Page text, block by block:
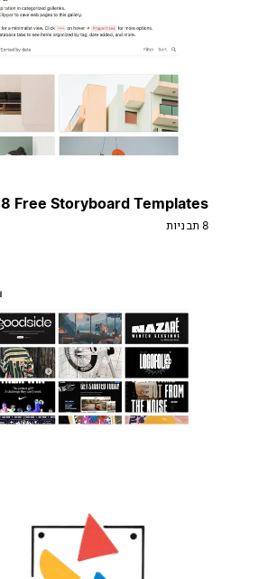
Top 8 Free Storyboard Templates